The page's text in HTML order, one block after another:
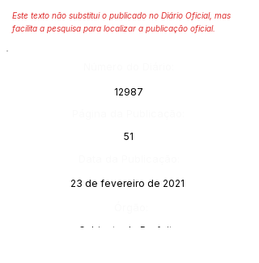
Este texto não substitui o publicado no Diário Oficial, mas
facilita a pesquisa para localizar a publicação oficial.
12987
51
23 de fevereiro de 2021
Gabinete do Prefeito